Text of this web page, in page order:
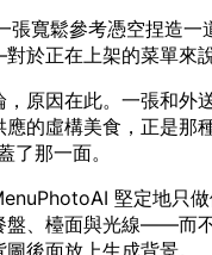
張寬鬆參考憑空捏造
於正在上架的菜單來
原因在此。一張和外
的虛構美食，正是那
了那一面。
堅定地只
盤、檯面與光線——而